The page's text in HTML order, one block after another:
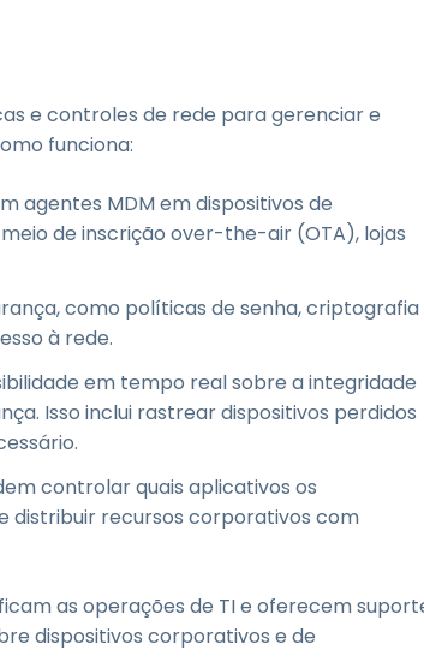
e controles de rede para gerenciar e
funciona:
agentes MDM em dispositivos de
de inscrição over-the-air (OTA), lojas
como políticas de senha, criptografia
à rede.
em tempo real sobre a integridade
Isso inclui rastrear dispositivos perdidos
controlar quais aplicativos os
distribuir recursos corporativos com
as operações de TI e oferecem
dispositivos corporativos e de